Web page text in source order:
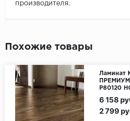
производителя.
Похожие товары
Ламинат
ПРЕМИУМ
Р80120
2 799
6 158